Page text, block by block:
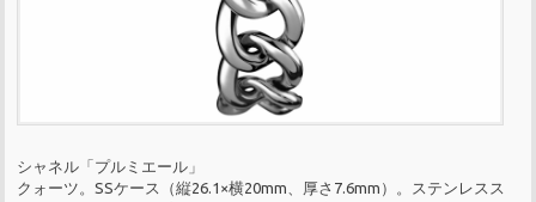
シャネル「プルミエール」
クォーツ。SSケース（縦26.1×横20mm、厚さ7.6mm）。ステンレスス